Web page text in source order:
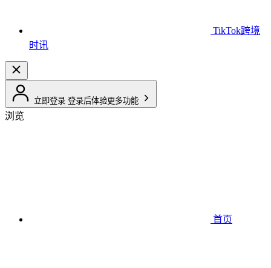
TikTok跨境
时讯
立即登录 登录后体验更多功能
浏览
首页